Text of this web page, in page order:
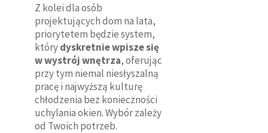
Z kolei dla osób
projektujących dom na lata,
priorytetem będzie system,
którydyskretnie wpisze się
w wystrój wnętrza, oferując
przy tym niemal niesłyszalną
pracę i najwyższą kulturę
chłodzenia bez konieczności
uchylania okien. Wybór zależy
od Twoich potrzeb.